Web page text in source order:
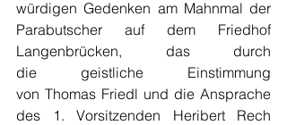
würdigen Gedenken am Mahnmal der
Parabutscher auf dem Friedhof
Langenbrücken, das durch
die geistliche Einstimmung
von Thomas Friedl und die Ansprache
des 1. Vorsitzenden Heribert Rech